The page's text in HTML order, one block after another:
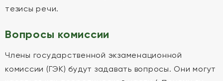
тезисы речи.
Вопросы комиссии
Члены государственной экзаменационной
комиссии (ГЭК) будут задавать вопросы. Они могут